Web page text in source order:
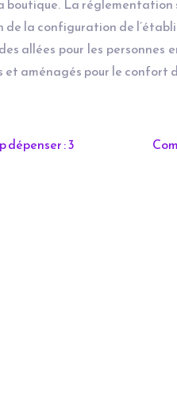
La réglementation
de la configuration de
allées pour les
aménagés pour le confort
dépenser : 3